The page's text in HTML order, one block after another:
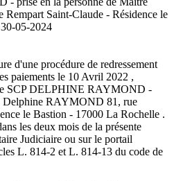
Saint-Claude - Résidence le
30-05-2024
d'une procédure de redressement
paiements le 10 Avril 2022 ,
SCP DELPHINE RAYMOND -
Delphine RAYMOND 81, rue
le Bastion - 17000 La Rochelle .
les deux mois de la présente
Judiciaire ou sur le portail
L. 814-2 et L. 814-13 du code de